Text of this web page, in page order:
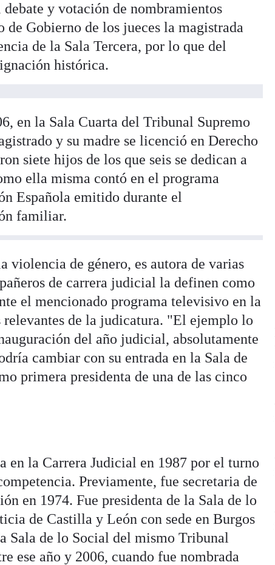
y votación de nombramientos
Gobierno de los jueces la magistrada
de la Sala Tercera, por lo que del
histórica.
en la Sala Cuarta del Tribunal Supremo
y su madre se licenció en Derecho
siete hijos de los que seis se dedican a
ella misma contó en el programa
Española emitido durante el
familiar.
violencia de género, es autora de varias
de carrera judicial la definen como
el mencionado programa televisivo en la
relevantes de la judicatura. "El ejemplo lo
del año judicial, absolutamente
cambiar con su entrada en la Sala de
primera presidenta de una de las cinco
en la Carrera Judicial en 1987 por el turno
Previamente, fue secretaria de
en 1974. Fue presidenta de la Sala de lo
de Castilla y León con sede en Burgos
Sala de lo Social del mismo Tribunal
ese año y 2006, cuando fue nombrada